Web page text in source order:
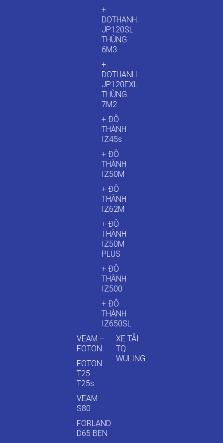
+
DOTHANH
JP120SL
THÙNG
6M3
+
DOTHANH
JP120EXL
THÙNG
7M2
+ ĐÔ
THÀNH
IZ45s
+ ĐÔ
THÀNH
IZ50M
+ ĐÔ
THÀNH
IZ62M
+ ĐÔ
THÀNH
IZ50M
PLUS
+ ĐÔ
THÀNH
IZ500
+ ĐÔ
THÀNH
IZ650SL
VEAM –
FOTON
FOTON
T25 –
T25s
VEAM
S80
FORLAND
D65 BEN
XE TẢI
TQ
WULING